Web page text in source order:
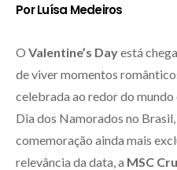
Por Luísa Medeiros
O Valentine’s Dayestá
de viver momentos
celebrada ao redor do
Dia dos Namorados no
comemoração ainda mais
relevância da data, a MSC